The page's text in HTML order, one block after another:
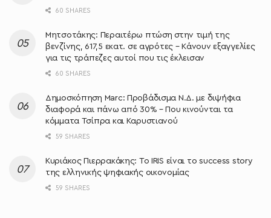
60 SHARES
Μητσοτάκης: Περαιτέρω πτώση στην τιμή της
βενζίνης, 617,5 εκατ. σε αγρότες – Κάνουν εξαγγελίες
για τις τράπεζες αυτοί που τις έκλεισαν
60 SHARES
Δημοσκόπηση Marc: Προβάδισμα Ν.Δ. με διψήφια
διαφορά και πάνω από 30% – Που κινούνται τα
κόμματα Τσίπρα και Καρυστιανού
59 SHARES
Κυριάκος Πιερρακάκης: Το IRIS είναι το success story
της ελληνικής ψηφιακής οικονομίας
59 SHARES